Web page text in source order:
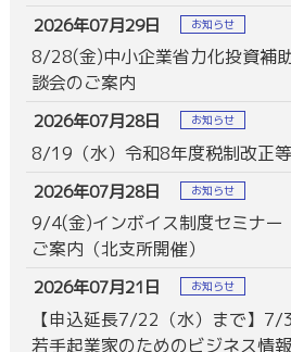
2026年07月29日 お知らせ
8/28(金)中小企業省力化投資補
談会のご案内
2026年07月28日 お知らせ
8/19（水）令和8年度税制改正
2026年07月28日 お知らせ
9/4(金)インボイス制度セミナー
ご案内（北支所開催）
2026年07月21日 お知らせ
【申込延長7/22（水）まで】7/
若手起業家のためのビジネス情